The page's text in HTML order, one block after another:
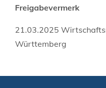
Freigabevermerk
21.03.2025
Württemberg